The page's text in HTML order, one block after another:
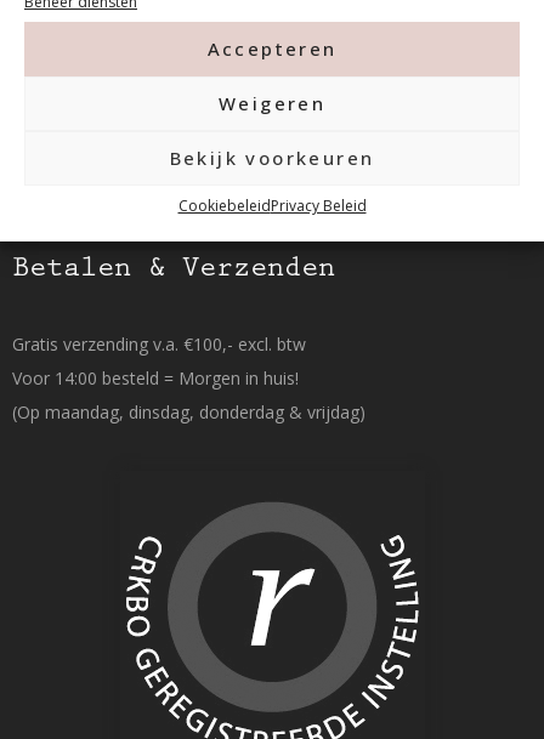
Accepteren
Weigeren
Bekijk voorkeuren
CookiebeleidPrivacy Beleid
015-2120822
Betalen & Verzenden
Gratis verzending v.a. €100,- excl. btw
Voor 14:00 besteld = Morgen in huis!
(Op maandag, dinsdag, donderdag & vrijdag)